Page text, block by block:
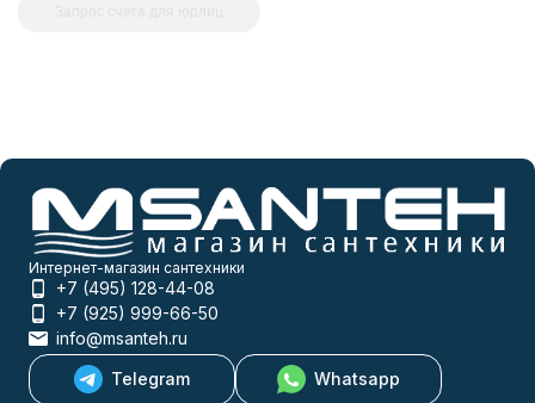
Интернет-магазин сантехники
+7 (495) 128-44-08
+7 (925) 999-66-50
info@msanteh.ru
Telegram
Whatsapp